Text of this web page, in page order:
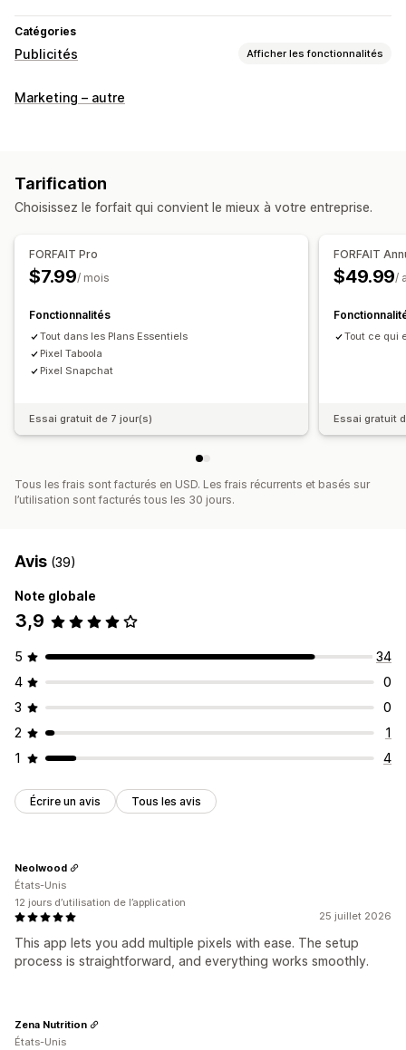
Catégories
Publicités Afficher les fonctionnalités
Ciblage
Médias sociaux
Analyses de performance
Marketing – autre
Tarification
Choisissez le forfait qui convient le mieux à votre entreprise.
FORFAIT Pro
$7.99/ mois
Fonctionnalités
Tout dans les Plans Essentiels
Pixel Taboola
Pixel Snapchat
Essai gratuit de 7 jour(s)
FORFAIT
$49.99/
Tout ce qui
Essai gratuit
Tous les frais sont facturés en USD. Les frais récurrents et basés sur
l’utilisation sont facturés tous les 30 jours.
Avis (39)
Note globale
3,9
5
34
4
0
3
0
2
1
1
4
Écrire un avis Tous les avis
25 juillet 2026
This app lets you add multiple pixels with ease. The setup
process is straightforward, and everything works smoothly.
Neolwood
États-Unis
12 jours d’utilisation de l’application
Zena Nutrition
États-Unis